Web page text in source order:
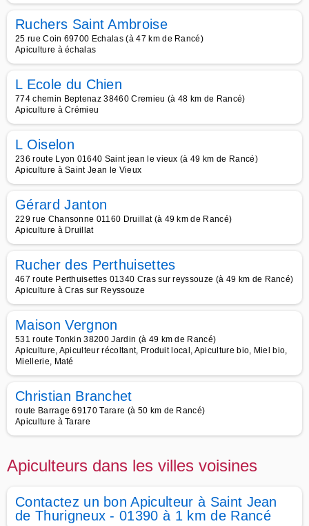
Ruchers Saint Ambroise
25 rue Coin 69700 Echalas (à 47 km de Rancé)
Apiculture à échalas
L Ecole du Chien
774 chemin Beptenaz 38460 Cremieu (à 48 km de Rancé)
Apiculture à Crémieu
L Oiselon
236 route Lyon 01640 Saint jean le vieux (à 49 km de Rancé)
Apiculture à Saint Jean le Vieux
Gérard Janton
229 rue Chansonne 01160 Druillat (à 49 km de Rancé)
Apiculture à Druillat
Rucher des Perthuisettes
467 route Perthuisettes 01340 Cras sur reyssouze (à 49 km de Rancé)
Apiculture à Cras sur Reyssouze
Maison Vergnon
531 route Tonkin 38200 Jardin (à 49 km de Rancé)
Apiculture, Apiculteur récoltant, Produit local, Apiculture bio, Miel bio,
Miellerie, Maté
Christian Branchet
route Barrage 69170 Tarare (à 50 km de Rancé)
Apiculture à Tarare
Apiculteurs dans les villes voisines
Contactez un bon Apiculteur à Saint Jean
de Thurigneux - 01390 à 1 km de Rancé